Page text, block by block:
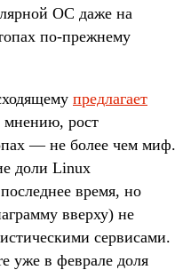
ОС даже на
по-прежнему
предлагает
рост
— не более чем миф.
доли Linux
время, но
вверху) не
сервисами.
уже в феврале доля